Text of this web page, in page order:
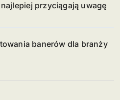
przyciągają uwagę
banerów dla branży